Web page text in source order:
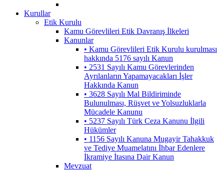
Kurullar
Etik Kurulu
Kamu Görevlileri Etik Davranış İlkeleri
Kanunlar
• Kamu Görevlileri Etik Kurulu kurulması
hakkında 5176 sayılı Kanun
• 2531 Sayılı Kamu Görevlerinden
Ayrılanların Yapamayacakları İşler
Hakkında Kanun
• 3628 Sayılı Mal Bildiriminde
Bulunulması, Rüşvet ve Yolsuzluklarla
Mücadele Kanunu
• 5237 Sayılı Türk Ceza Kanunu İlgili
Hükümler
• 1156 Sayılı Kanuna Mugayir Tahakkuk
ve Tediye Muamelatını İhbar Edenlere
İkramiye İtasına Dair Kanun
Mevzuat